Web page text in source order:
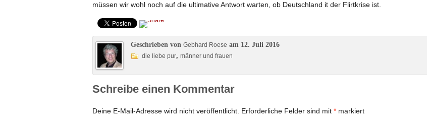
müssen wir wohl noch auf die ultimative Antwort warten, ob Deutschland it der Flirtkrise ist.
Geschrieben von Gebhard Roese am 12. Juli 2016
die liebe pur, männer und frauen
Schreibe einen Kommentar
Deine E-Mail-Adresse wird nicht veröffentlicht. Erforderliche Felder sind mit * markiert